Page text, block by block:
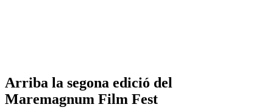
Arriba la segona edició del
Maremagnum Film Fest